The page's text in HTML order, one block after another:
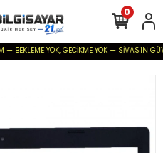
YOK, GECİKME YOK — SİVAS'IN
0